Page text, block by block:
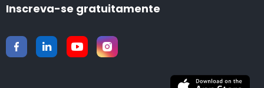
Inscreva-se gratuitamente